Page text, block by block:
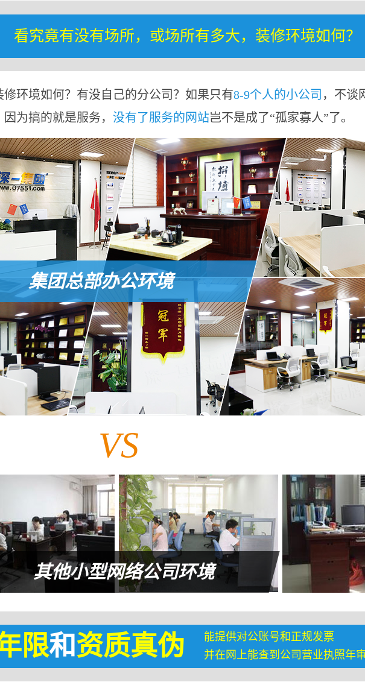
看究竟有没有场所，或场所有多大，装修环境如何？
修环境如何？有没自己的分公司？如果只有8-9个人的小公司 ，不谈
因为搞的就是服务， 没有了服务的网站岂不是成了“孤家寡人”了。
集团总部办公环境
VS
其他小型网络公司环境
限和资质真伪
能提供对公账号和正规发票
并在网上能查到公司营业执照年